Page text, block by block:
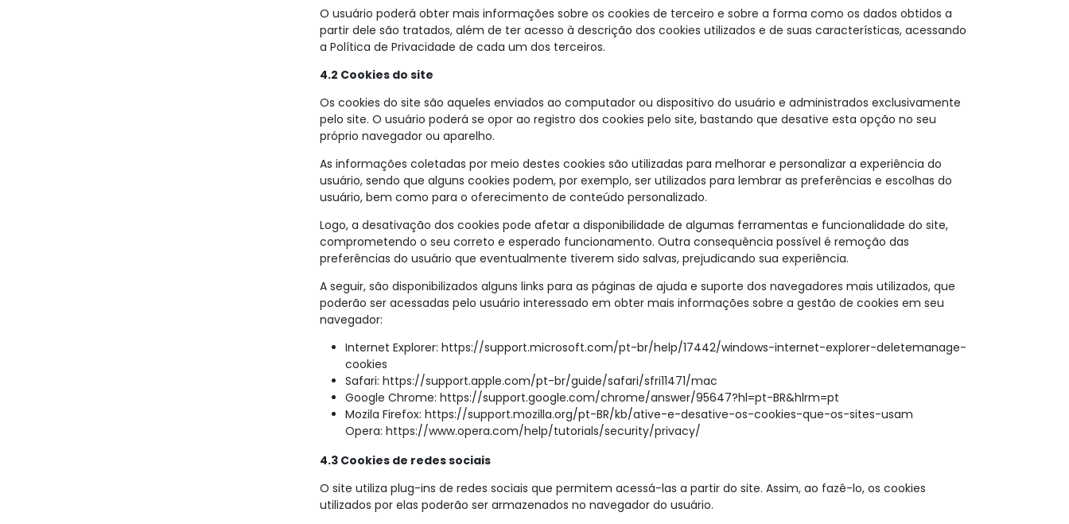
O usuário poderá obter mais informações sobre os cookies de terceiro e sobre a forma como os dados obtidos a
partir dele são tratados, além de ter acesso à descrição dos cookies utilizados e de suas características, acessando
a Política de Privacidade de cada um dos terceiros.
4.2 Cookies do site
Os cookies do site são aqueles enviados ao computador ou dispositivo do usuário e administrados exclusivamente
pelo site. O usuário poderá se opor ao registro dos cookies pelo site, bastando que desative esta opção no seu
próprio navegador ou aparelho.
As informações coletadas por meio destes cookies são utilizadas para melhorar e personalizar a experiência do
usuário, sendo que alguns cookies podem, por exemplo, ser utilizados para lembrar as preferências e escolhas do
usuário, bem como para o oferecimento de conteúdo personalizado.
Logo, a desativação dos cookies pode afetar a disponibilidade de algumas ferramentas e funcionalidade do site,
comprometendo o seu correto e esperado funcionamento. Outra consequência possível é remoção das
preferências do usuário que eventualmente tiverem sido salvas, prejudicando sua experiência.
A seguir, são disponibilizados alguns links para as páginas de ajuda e suporte dos navegadores mais utilizados, que
poderão ser acessadas pelo usuário interessado em obter mais informações sobre a gestão de cookies em seu
navegador:
Internet Explorer: https://support.microsoft.com/pt-br/help/17442/windows-internet-explorer-deletemanage-
cookies
Safari: https://support.apple.com/pt-br/guide/safari/sfri11471/mac
Google Chrome: https://support.google.com/chrome/answer/95647?hl=pt-BR&hlrm=pt
Mozila Firefox: https://support.mozilla.org/pt-BR/kb/ative-e-desative-os-cookies-que-os-sites-usam
Opera: https://www.opera.com/help/tutorials/security/privacy/
4.3 Cookies de redes sociais
O site utiliza plug-ins de redes sociais que permitem acessá-las a partir do site. Assim, ao fazê-lo, os cookies
utilizados por elas poderão ser armazenados no navegador do usuário.